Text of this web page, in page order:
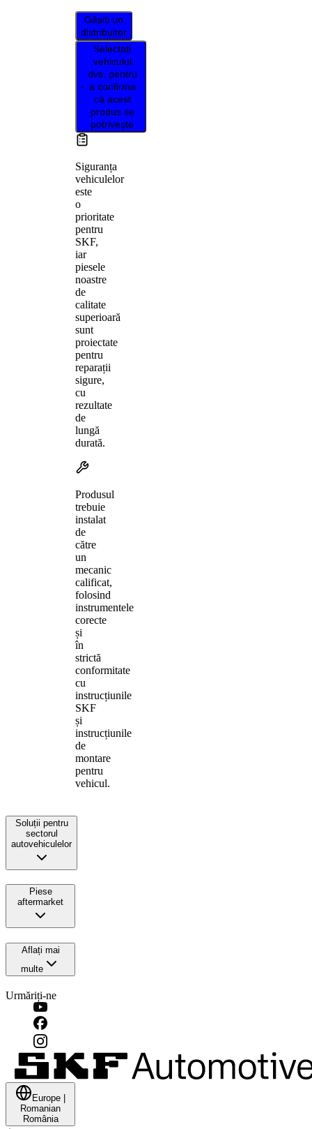
Găsiți un
distribuitor
Selectați
vehiculul
dvs. pentru
a confirma
că acest
produs se
potrivește
Siguranța
vehiculelor
este
o
prioritate
pentru
SKF,
iar
piesele
noastre
de
calitate
superioară
sunt
proiectate
pentru
reparații
sigure,
cu
rezultate
de
lungă
durată.
Produsul
trebuie
instalat
de
către
un
mecanic
calificat,
folosind
instrumentele
corecte
și
în
strictă
conformitate
cu
instrucțiunile
SKF
și
instrucțiunile
de
montare
pentru
vehicul.
Soluții pentru
sectorul
autovehiculelor
Piese
aftermarket
Aflați mai
multe
Urmăriți-ne
Europe
Romanian
România